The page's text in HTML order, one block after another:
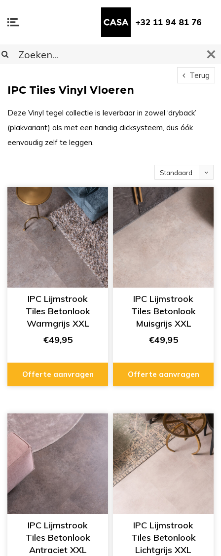
+32 11 94 81 76
Terug
IPC Tiles Vinyl Vloeren
Deze Vinyl tegel collectie is leverbaar in zowel ‘dryback’
(plakvariant) als met een handig clicksysteem, dus óók
eenvoudig zelf te leggen.
Standaard
IPC Lijmstrook
Tiles Betonlook
Warmgrijs XXL
334555428
€49,95
Offerte aanvragen
IPC Lijmstrook
Tiles Betonlook
Muisgrijs XXL
334555427
€49,95
Offerte aanvragen
IPC Lijmstrook
Tiles Betonlook
Antraciet XXL
IPC Lijmstrook
Tiles Betonlook
Lichtgrijs XXL